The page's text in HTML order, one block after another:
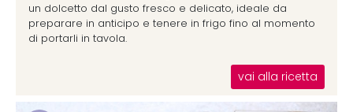
un dolcetto dal gusto fresco e delicato, ideale da
preparare in anticipo e tenere in frigo fino al momento
di portarli in tavola.
vai alla ricetta